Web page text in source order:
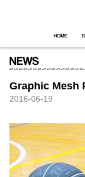
Graphic Mesh
2016-06-19